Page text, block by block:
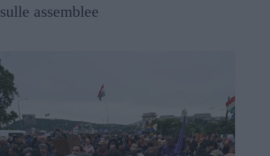
sulle assemblee